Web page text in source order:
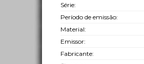
Série:
Período de emissão:
Material:
Emissor:
Fabricante: